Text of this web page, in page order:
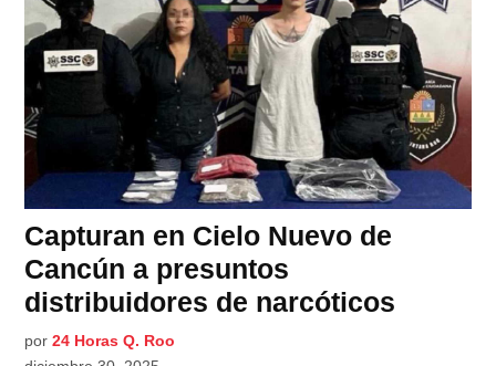
Capturan en Cielo Nuevo de
Cancún a presuntos
distribuidores de narcóticos
por 24 Horas Q. Roo